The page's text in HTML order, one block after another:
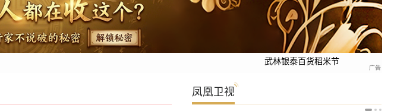
武林银泰百货稻米节
凤凰卫视